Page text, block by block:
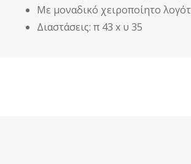
Με μοναδικό χειροποίητο
Διαστάσεις: π 43 x υ 35